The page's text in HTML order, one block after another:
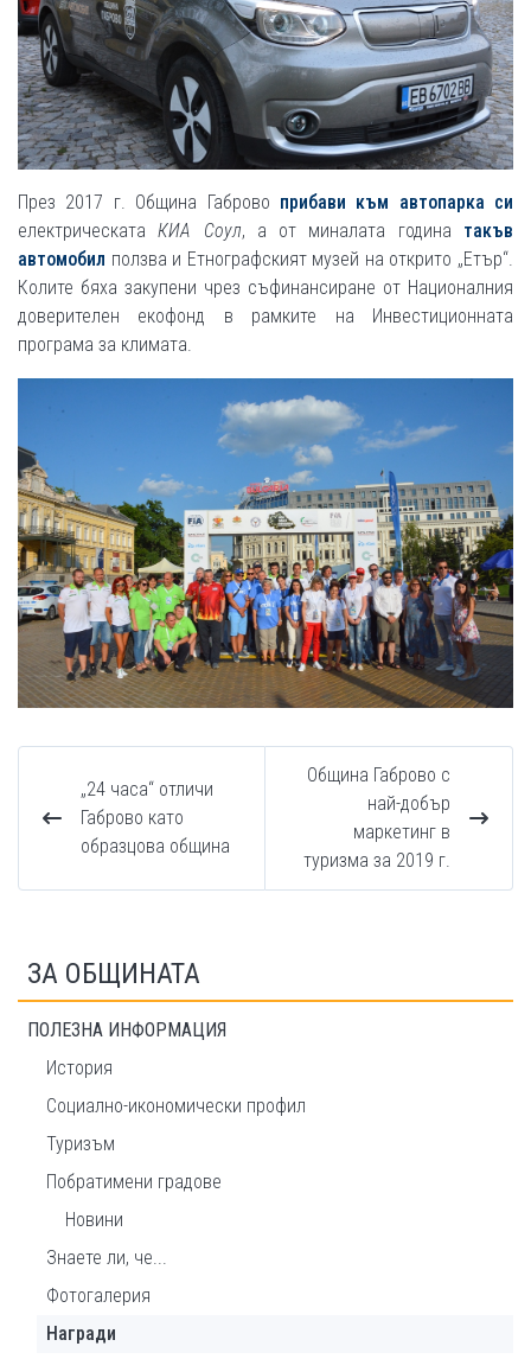
През 2017 г. Община Габрово прибави към автопарка си
електрическатаКИА Соул, а от миналата година такъв
автомобил ползва и Етнографският музей на открито „Етър“.
Колите бяха закупени чрез съфинансиране от Националния
доверителен екофонд в рамките на Инвестиционната
програма за климата.
„24 часа“ отличи
Габрово като
образцова община
Община Габрово с
най-добър
маркетинг в
туризма за 2019 г.
ЗА ОБЩИНАТА
ПОЛЕЗНА ИНФОРМАЦИЯ
История
Социално-икономически профил
Туризъм
Побратимени градове
Новини
Знаете ли, че...
Фотогалерия
Награди